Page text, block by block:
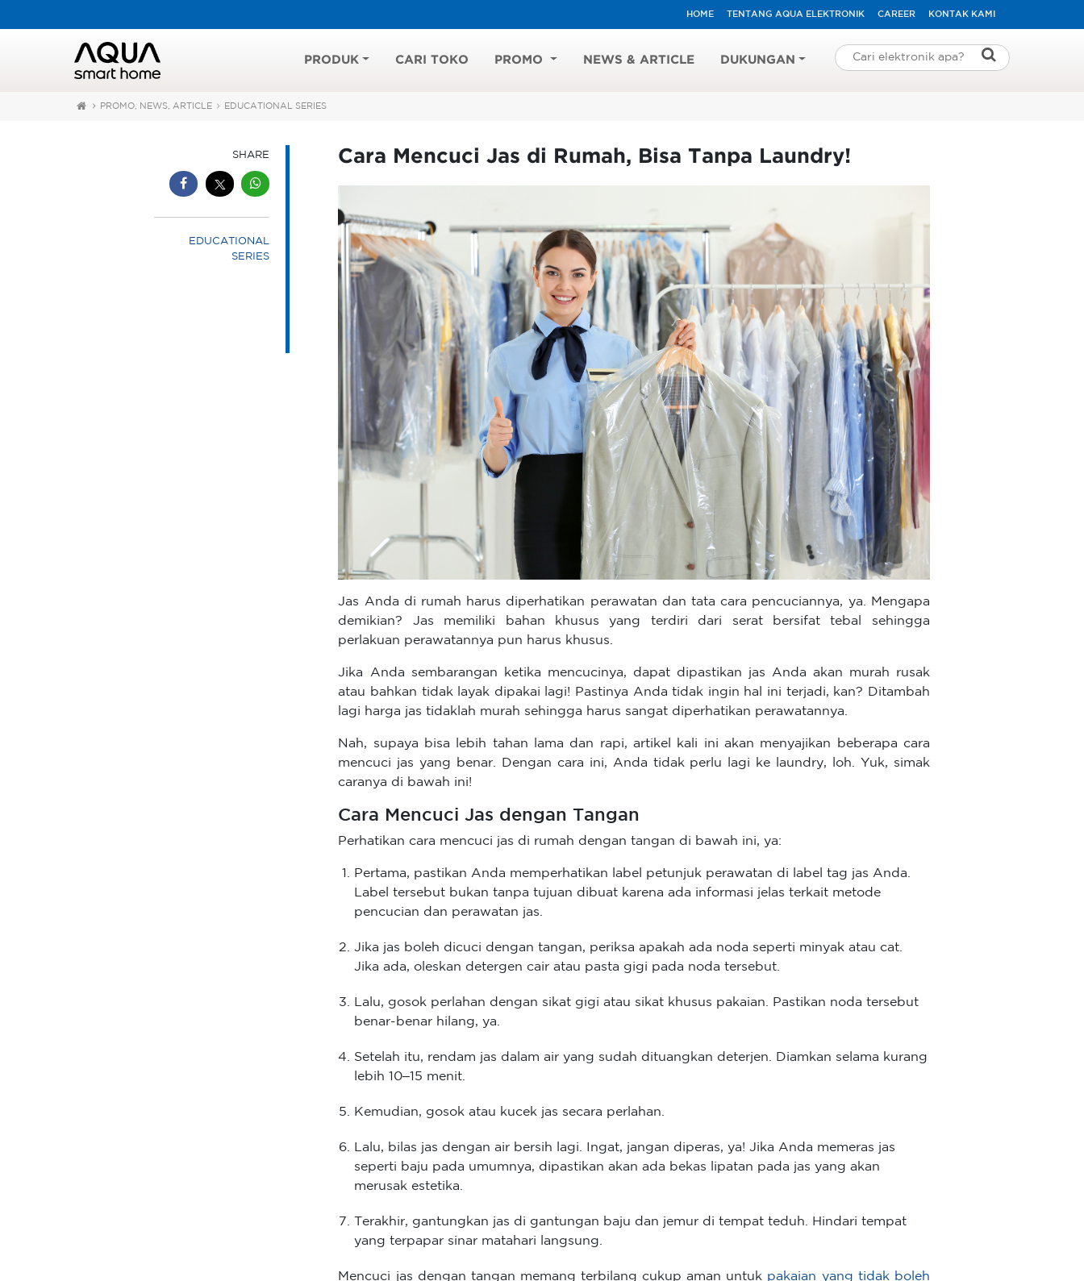
HOME TENTANG AQUA ELEKTRONIK CAREER KONTAK KAMI
PRODUK CARI TOKO PROMO NEWS & ARTICLE DUKUNGAN
PROMO, NEWS, ARTICLE EDUCATIONAL SERIES
SHARE
EDUCATIONAL
SERIES
Cara Mencuci Jas di Rumah, Bisa Tanpa Laundry!
Jas Anda di rumah harus diperhatikan perawatan dan tata cara pencuciannya, ya. Mengapa
demikian? Jas memiliki bahan khusus yang terdiri dari serat bersifat tebal sehingga
perlakuan perawatannya pun harus khusus.
Jika Anda sembarangan ketika mencucinya, dapat dipastikan jas Anda akan murah rusak
atau bahkan tidak layak dipakai lagi! Pastinya Anda tidak ingin hal ini terjadi, kan? Ditambah
lagi harga jas tidaklah murah sehingga harus sangat diperhatikan perawatannya.
Nah, supaya bisa lebih tahan lama dan rapi, artikel kali ini akan menyajikan beberapa cara
mencuci jas yang benar. Dengan cara ini, Anda tidak perlu lagi ke laundry, loh. Yuk, simak
caranya di bawah ini!
Cara Mencuci Jas dengan Tangan
Perhatikan cara mencuci jas di rumah dengan tangan di bawah ini, ya:
Pertama, pastikan Anda memperhatikan label petunjuk perawatan di label tag jas Anda.
Label tersebut bukan tanpa tujuan dibuat karena ada informasi jelas terkait metode
pencucian dan perawatan jas.
Jika jas boleh dicuci dengan tangan, periksa apakah ada noda seperti minyak atau cat.
Jika ada, oleskan detergen cair atau pasta gigi pada noda tersebut.
Lalu, gosok perlahan dengan sikat gigi atau sikat khusus pakaian. Pastikan noda tersebut
benar-benar hilang, ya.
Setelah itu, rendam jas dalam air yang sudah dituangkan deterjen. Diamkan selama kurang
lebih 10–15 menit.
Kemudian, gosok atau kucek jas secara perlahan.
Lalu, bilas jas dengan air bersih lagi. Ingat, jangan diperas, ya! Jika Anda memeras jas
seperti baju pada umumnya, dipastikan akan ada bekas lipatan pada jas yang akan
merusak estetika.
Terakhir, gantungkan jas di gantungan baju dan jemur di tempat teduh. Hindari tempat
yang terpapar sinar matahari langsung.
Mencuci jas dengan tangan memang terbilang cukup aman untuk pakaian yang tidak boleh